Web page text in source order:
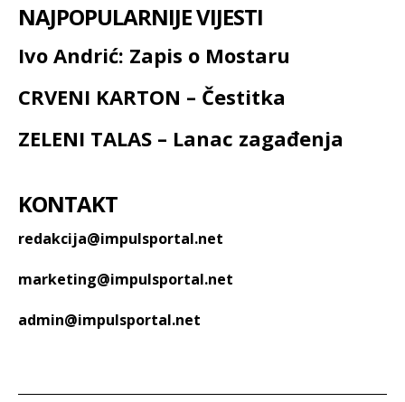
NAJPOPULARNIJE VIJESTI
Ivo Andrić: Zapis o Mostaru
CRVENI KARTON – Čestitka
ZELENI TALAS – Lanac zagađenja
KONTAKT
redakcija@impulsportal.net
marketing@impulsportal.net
admin@impulsportal.net